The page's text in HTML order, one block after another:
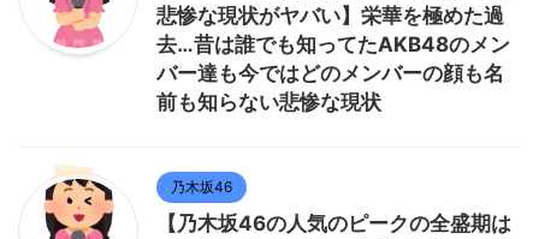
悲惨な現状がヤバい】栄華を極めた過
去…昔は誰でも知ってたAKB48のメン
バー達も今ではどのメンバーの顔も名
前も知らない悲惨な現状
乃木坂46
【乃木坂46の人気のピークの全盛期は